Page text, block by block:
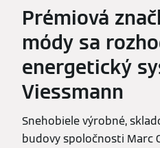
Prémiová
módy sa
energetický
Viessmann
Snehobiele výrobné,
budovy spoločnosti Marc